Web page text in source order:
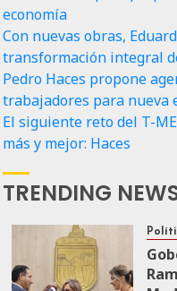
economía
Con nuevas obras,
transformación integral
Pedro Haces propone
trabajadores para nueva
El siguiente reto del T-
más y mejor: Haces
TRENDING